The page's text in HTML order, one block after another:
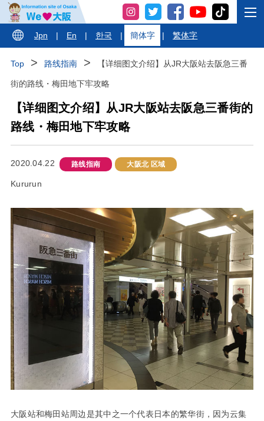
Jpn | En | 한국 | 簡体字 | 繁体字
Top 路线指南 【详细图文介绍】从JR大阪站去阪急三番
街的路线・梅田地下牢攻略
【详细图文介绍】从JR大阪站去阪急三番街的
路线・梅田地下牢攻略
2020.04.22 路线指南 大阪北 区域
Kururun
大阪站和梅田站周边是其中之一个代表日本的繁华街，因为云集